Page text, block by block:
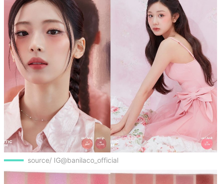
source/ IG@banilaco_official